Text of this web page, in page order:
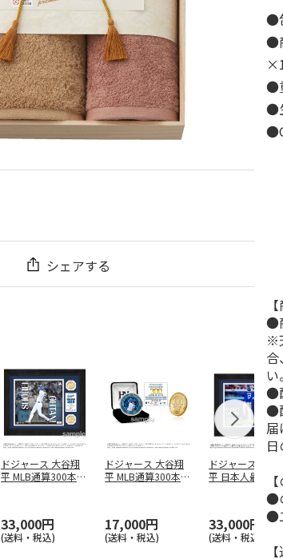
シェアする
ドジャース 大谷翔
平 MLB通算300本塁
33,000円
(送料・税込)
ドジャース 大谷翔
平 MLB通算300本塁
17,000円
(送料・税込)
ドジャース 大谷翔
平 日本人最多53
合連続出塁記念
33,000円
(送料・税込)
●
●
●
●
●
※
い。
●
●
●
●